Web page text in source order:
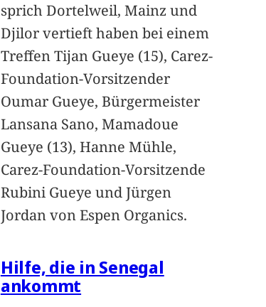
sprich Dortelweil, Mainz und
Djilor vertieft haben bei einem
Treffen Tijan Gueye (15), Carez-
Foundation-Vorsitzender
Oumar Gueye, Bürgermeister
Lansana Sano, Mamadoue
Gueye (13), Hanne Mühle,
Carez-Foundation-Vorsitzende
Rubini Gueye und Jürgen
Jordan von Espen Organics.
Hilfe, die in Senegal
ankommt